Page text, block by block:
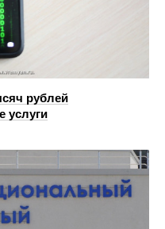
рублей
услуги